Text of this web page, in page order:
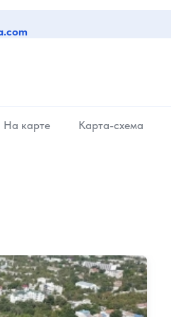
На карте Карта-схема